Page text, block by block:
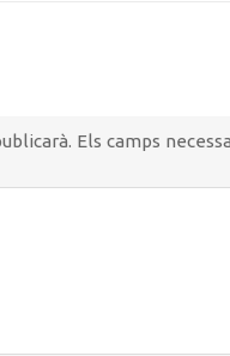
Els camps